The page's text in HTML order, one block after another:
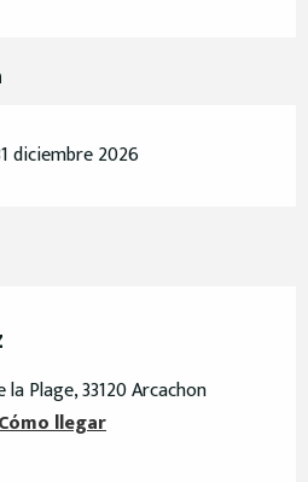
diciembre 2026
la Plage, 33120 Arcachon
llegar